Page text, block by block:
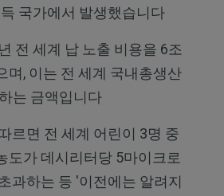
국가에서 발생했습니다
전 세계 납 노출 비용을 6조
며, 이는 전 세계 국내총생산
는 금액입니다
르면 전 세계 어린이 3명 중
도가 데시리터당 5마이크로
과하는 등 '이전에는 알려지